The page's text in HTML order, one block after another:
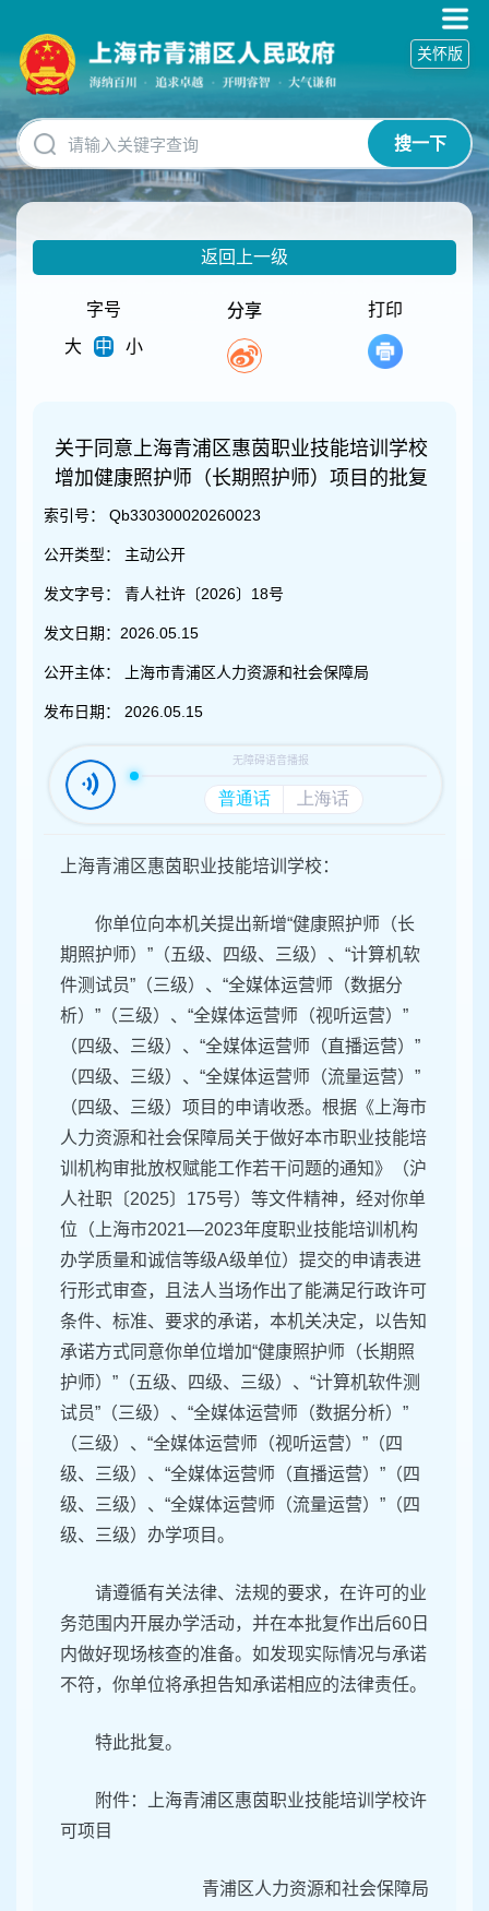
碍
操
明
跳
转
到
网
搜一下
关怀版
返回上一级
字号
大
中 小
分享 打印
关于同意上海青浦区惠茵职业技能培训学校
增加健康照护师（长期照护师）项目的批复
索引号： Qb330300020260023
公开类型： 主动公开
发文字号： 青人社许〔2026〕18号
发文日期： 2026.05.15
公开主体： 上海市青浦区人力资源和社会保障局
发布日期： 2026.05.15
上海青浦区惠茵职业技能培训学校：
你单位向本机关提出新增“健康照护师（长
期照护师）”（五级、四级、三级）、“计算机软
件测试员”（三级）、“全媒体运营师（数据分
析）”（三级）、“全媒体运营师（视听运营）”
（四级、三级）、“全媒体运营师（直播运营）”
（四级、三级）、“全媒体运营师（流量运营）”
（四级、三级）项目的申请收悉。根据《上海市
人力资源和社会保障局关于做好本市职业技能培
训机构审批放权赋能工作若干问题的通知》（沪
人社职〔2025〕175号）等文件精神，经对你单
位（上海市2021—2023年度职业技能培训机构
办学质量和诚信等级A级单位）提交的申请表进
行形式审查，且法人当场作出了能满足行政许可
条件、标准、要求的承诺，本机关决定，以告知
承诺方式同意你单位增加“健康照护师（长期照
护师）”（五级、四级、三级）、“计算机软件测
试员”（三级）、“全媒体运营师（数据分析）”
（三级）、“全媒体运营师（视听运营）”（四
级、三级）、“全媒体运营师（直播运营）”（四
级、三级）、“全媒体运营师（流量运营）”（四
级、三级）办学项目。
请遵循有关法律、法规的要求，在许可的业
务范围内开展办学活动，并在本批复作出后60日
内做好现场核查的准备。如发现实际情况与承诺
不符，你单位将承担告知承诺相应的法律责任。
特此批复。
附件：上海青浦区惠茵职业技能培训学校许
可项目
青浦区人力资源和社会保障局